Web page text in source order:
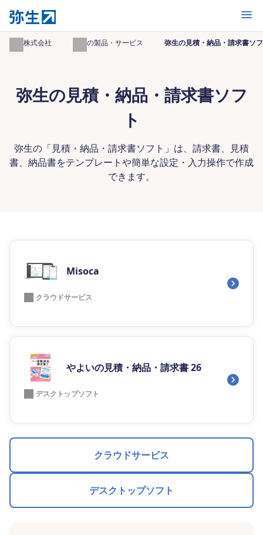
開く
弥生株式会社 弥生の製品・サービス 弥生の見積・納品・請求書ソ
弥生の見積・納品・請求書ソフ
ト
弥生の「見積・納品・請求書ソフト」は、請求書、見積
書、納品書をテンプレートや簡単な設定・入力操作で作成
できます。
Misoca
クラウドサービス
やよいの見積・納品・請求書 26
デスクトップソフト
クラウドサービス
デスクトップソフト